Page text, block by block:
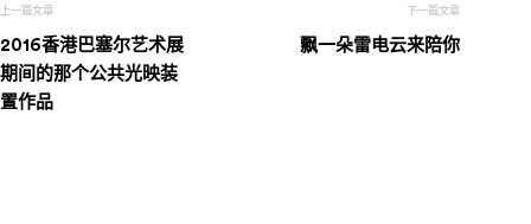
2016香港巴塞尔艺术展
期间的那个公共光映装
置作品
飘一朵雷电云来陪你